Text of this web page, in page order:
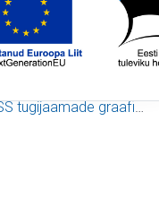
tugijaamade graafikud